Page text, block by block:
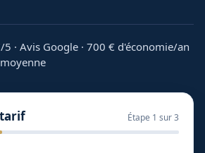
5 · Avis Google · 700 € d'économie/an
Étape 1 sur 3